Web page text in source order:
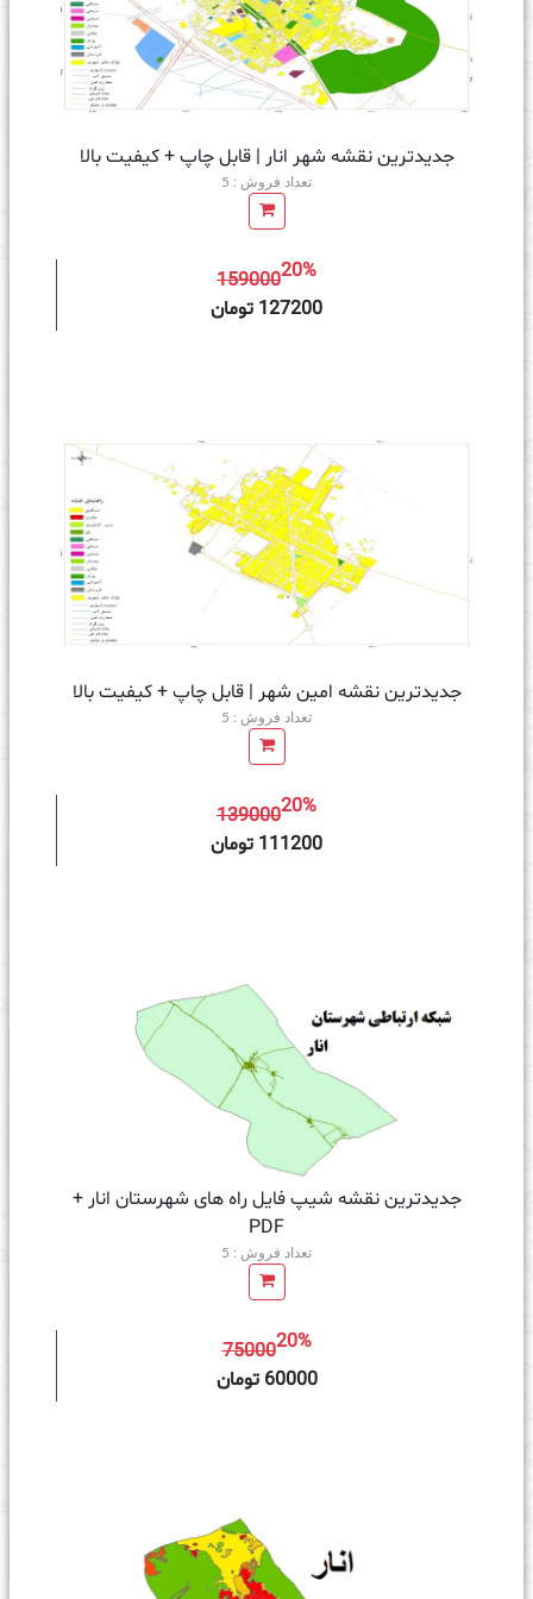
جدیدترین نقشه شهر انار | قابل چاپ + کیفیت بالا
تعداد فروش : 5
15900020%
127200 تومان
جدیدترین نقشه امین شهر | قابل چاپ + کیفیت بالا
تعداد فروش : 5
13900020%
111200 تومان
جدیدترین نقشه شیپ فایل راه های شهرستان انار +
PDF
تعداد فروش : 5
7500020%
60000 تومان